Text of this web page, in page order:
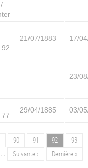
92
21/07/1883 17/
23/
77
29/04/1885 03/
Page
90 Page
91 Page
92 Page
93
Page
Suivante ›
Dernière
Dernière »